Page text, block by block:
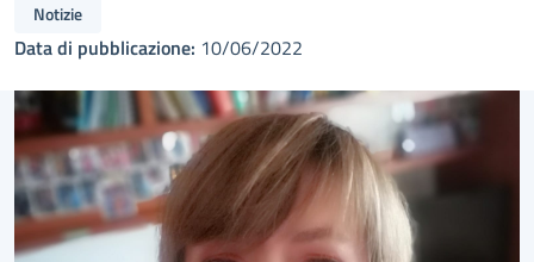
Notizie
Data di pubblicazione: 10/06/2022